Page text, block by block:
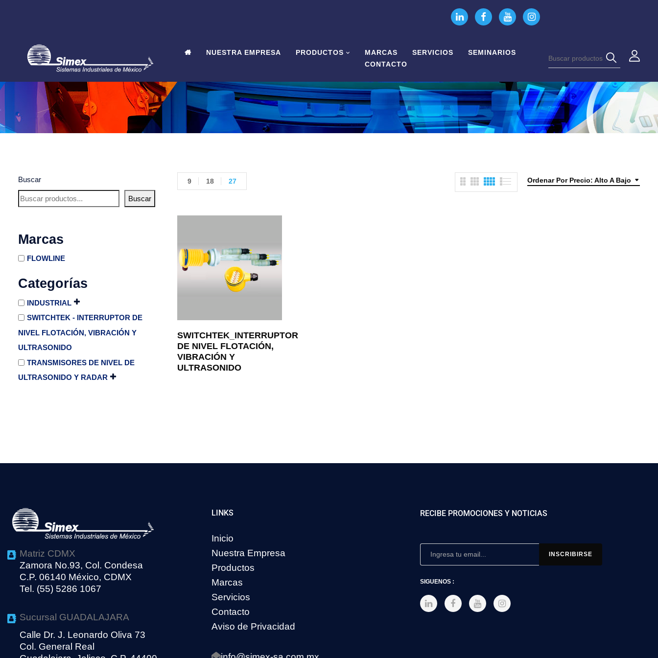
NUESTRA EMPRESA PRODUCTOS MARCAS SERVICIOS
SEMINARIOS
CONTACTO
Buscar
Buscar
Marcas
FLOWLINE
Categorías
INDUSTRIAL
SWITCHTEK - INTERRUPTOR DE
NIVEL FLOTACIÓN, VIBRACIÓN Y
ULTRASONIDO
TRANSMISORES DE NIVEL DE
ULTRASONIDO Y RADAR
Ordenar Por Precio: Alto A Bajo
9 18 27
SWITCHTEK_INTERRUPTOR
DE NIVEL FLOTACIÓN,
VIBRACIÓN Y
ULTRASONIDO
Matriz CDMX
Zamora No.93, Col. Condesa
C.P. 06140 México, CDMX
Tel. (55) 5286 1067
Sucursal GUADALAJARA
Calle Dr. J. Leonardo Oliva 73
Col. General Real
LINKS
Inicio
Nuestra Empresa
Productos
Marcas
Servicios
Contacto
Aviso de Privacidad
RECIBE PROMOCIONES Y NOTICIAS
SIGUENOS :